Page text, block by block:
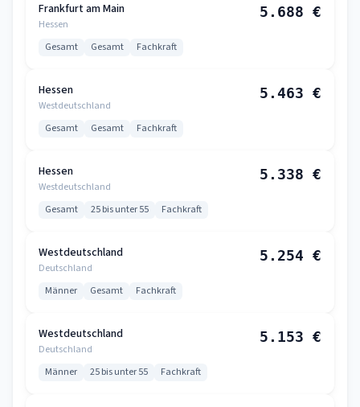
Frankfurt am Main
Hessen
5.688 €
Gesamt Gesamt Fachkraft
Hessen
Westdeutschland
5.463 €
Gesamt Gesamt Fachkraft
Hessen
Westdeutschland
5.338 €
Gesamt 25 bis unter 55 Fachkraft
Westdeutschland
Deutschland
5.254 €
Männer Gesamt Fachkraft
Westdeutschland
Deutschland
5.153 €
Männer 25 bis unter 55 Fachkraft